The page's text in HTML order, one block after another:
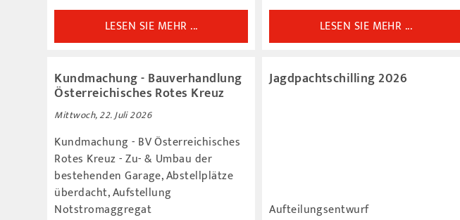
LESEN SIE MEHR ...
LESEN SIE MEHR ...
Kundmachung - Bauverhandlung
Österreichisches Rotes Kreuz
Mittwoch, 22. Juli 2026
Kundmachung - BV Österreichisches
Rotes Kreuz - Zu- & Umbau der
bestehenden Garage, Abstellplätze
überdacht, Aufstellung
Notstromaggregat
Jagdpachtschilling 2026
Aufteilungsentwurf